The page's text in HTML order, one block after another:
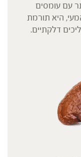
עם עומסים
היא תורמת
דלקתיים.